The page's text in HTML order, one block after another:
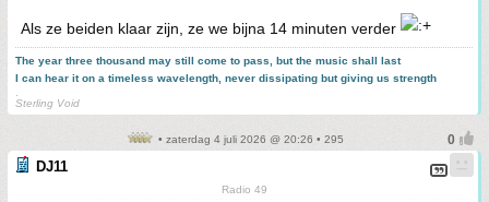
Als ze beiden klaar zijn, ze we bijna 14 minuten verder
The year three thousand may still come to pass, but the music shall last
I can hear it on a timeless wavelength, never dissipating but giving us strength
Sterling Void
• zaterdag 4 juli 2026 @ 20:26 • 295
DJ11
Radio 49